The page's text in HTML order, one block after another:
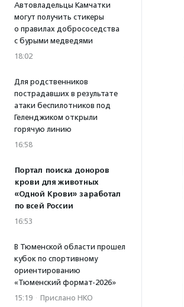
Автовладельцы Камчатки
могут получить стикеры
о правилах добрососедства
с бурыми медведями
18:02
Для родственников
пострадавших в результате
атаки беспилотников под
Геленджиком открыли
горячую линию
16:58
Портал поиска доноров
крови для животных
«Одной Крови» заработал
по всей России
16:53
В Тюменской области прошел
кубок по спортивному
ориентированию
«Тюменский формат-2026»
15:19 · Прислано НКО